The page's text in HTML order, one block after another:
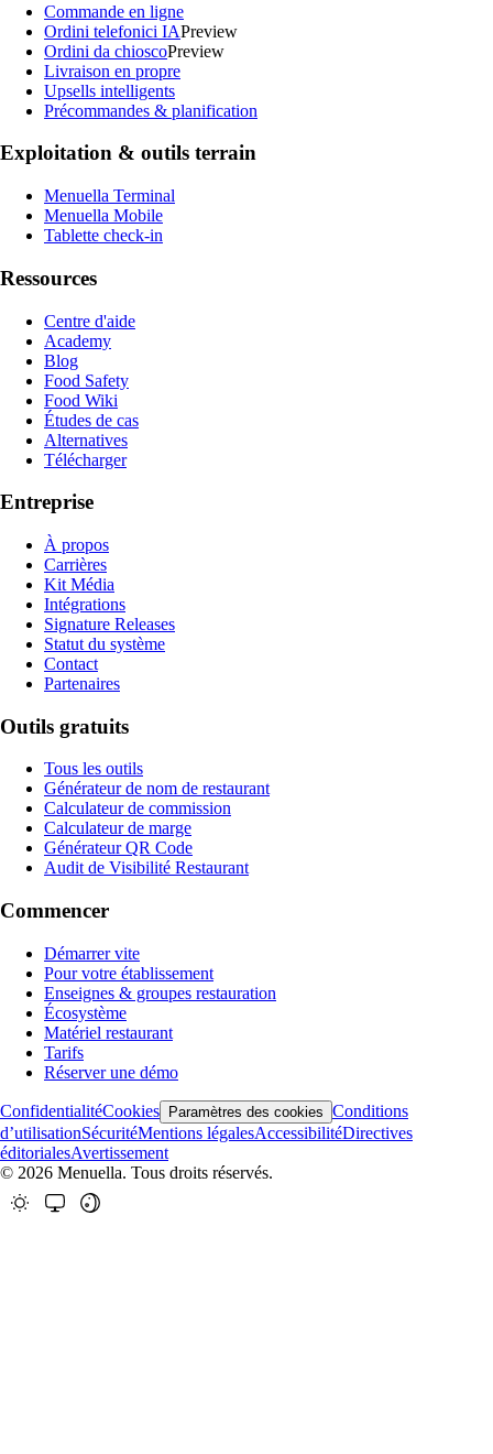
Commande en ligne
Ordini telefonici IAPreview
Ordini da chioscoPreview
Livraison en propre
Upsells intelligents
Précommandes & planification
Exploitation & outils terrain
Menuella Terminal
Menuella Mobile
Tablette check-in
Ressources
Centre d'aide
Academy
Blog
Food Safety
Food Wiki
Études de cas
Alternatives
Télécharger
Entreprise
À propos
Carrières
Kit Média
Intégrations
Signature Releases
Statut du système
Contact
Partenaires
Outils gratuits
Tous les outils
Générateur de nom de restaurant
Calculateur de commission
Calculateur de marge
Générateur QR Code
Audit de Visibilité Restaurant
Commencer
Démarrer vite
Pour votre établissement
Enseignes & groupes restauration
Écosystème
Matériel restaurant
Tarifs
Réserver une démo
ConfidentialitéCookies Paramètres des cookies Conditions
d’utilisationSécuritéMentions légalesAccessibilitéDirectives
éditorialesAvertissement
© 2026 Menuella. Tous droits réservés.